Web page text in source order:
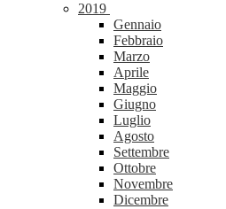
2019
Gennaio
Febbraio
Marzo
Aprile
Maggio
Giugno
Luglio
Agosto
Settembre
Ottobre
Novembre
Dicembre